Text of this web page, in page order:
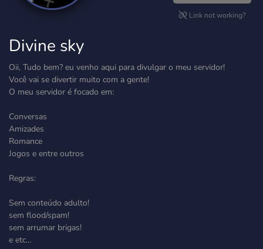
Link not working?
Divine sky
Oii, Tudo bem? eu venho aqui para divulgar o meu servidor!
Você vai se divertir muito com a gente!
O meu servidor é focado em:
Conversas
Amizades
Romance
Jogos e entre outros
Regras:
Sem conteúdo adulto!
sem flood/spam!
sem arrumar brigas!
e etc...